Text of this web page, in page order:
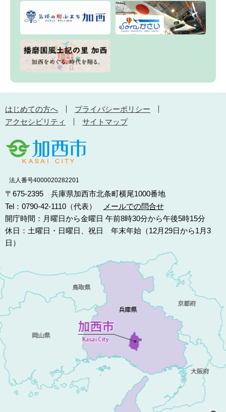
はじめての方へ
プライバシーポリシー
アクセシビリティ
サイトマップ
法人番号4000020282201
〒675-2395 兵庫県加西市北条町横尾1000番地
Tel：0790-42-1110（代表）
メールでの問合せ
開庁時間：月曜日から金曜日 午前8時30分から午後5時15分
休日：土曜日・日曜日、祝日 年末年始（12月29日から1月3
日）